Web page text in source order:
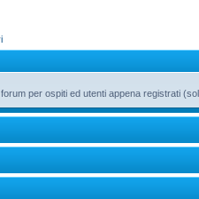
per ospiti ed utenti appena registrati